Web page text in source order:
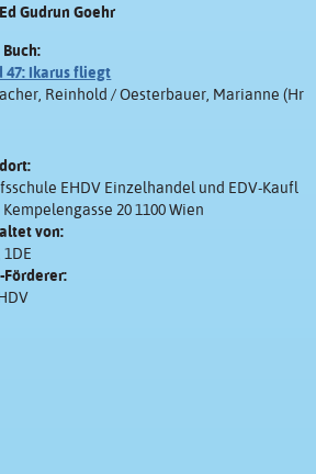
Gudrun Goehr
47: Ikarus fliegt
Reinhold / Oesterbauer, Marianne (Hr
EHDV Einzelhandel und EDV-Kaufl
20 1100 Wien
von:
1DE
Förderer: